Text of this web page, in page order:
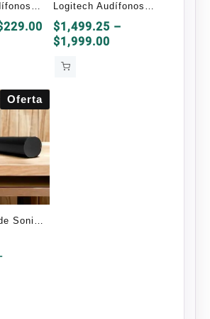
229.00 Price
range:
through
Logitech Audífonos
Gamer G733
Inalámbrico
$1,499.25 –
$1,999.00
Oferta
Sonido
con